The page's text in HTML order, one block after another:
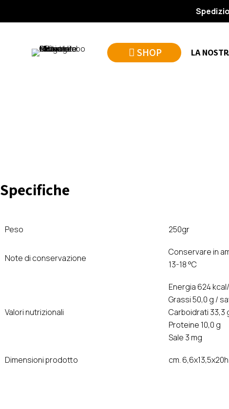
SHOP LA
Specifiche
Peso 250gr
Note di conservazione
Conservare in
13-18 °C
Valori nutrizionali
Energia 624
Grassi 50,0 g /
Carboidrati 33,3
Proteine 10,0 g
Sale 3 mg
Dimensioni prodotto cm. 6,6x13,5x20h